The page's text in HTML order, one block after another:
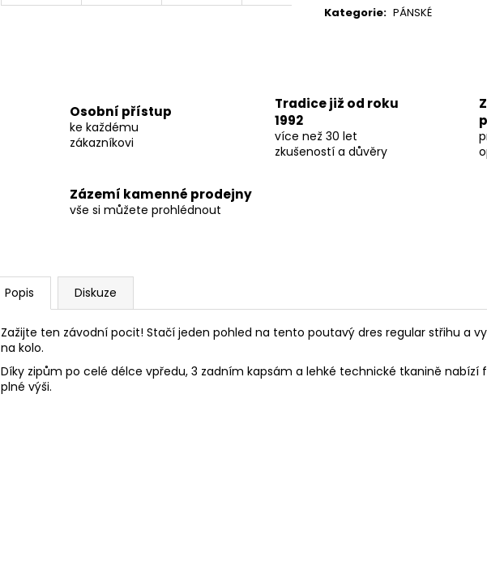
Kategorie: PÁNSKÉ
Osobní přístup
ke každému
zákazníkovi
Tradice již od roku
1992
více než 30 let
zkušeností a důvěry
Zázemí kamenné prodejny
vše si můžete prohlédnout
Popis Diskuze
Zažijte ten závodní pocit! Stačí jeden pohled na tento poutavý dres regular střihu a
na kolo.
Díky zipům po celé délce vpředu, 3 zadním kapsám a lehké technické tkanině nabízí
plné výši.